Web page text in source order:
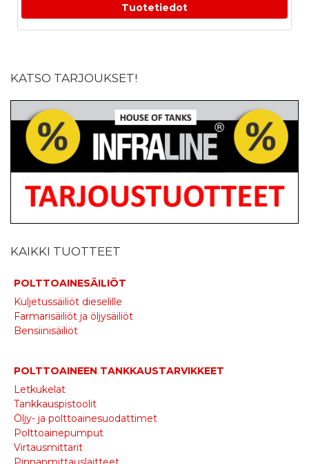
Tuotetiedot
KATSO TARJOUKSET!
KAIKKI TUOTTEET
POLTTOAINESÄILIÖT
Kuljetussäiliöt dieselille
Farmarisäiliöt ja öljysäiliöt
Bensiinisäiliöt
POLTTOAINEEN TANKKAUSTARVIKKEET
Letkukelat
Tankkauspistoolit
Öljy- ja polttoainesuodattimet
Polttoainepumput
Virtausmittarit